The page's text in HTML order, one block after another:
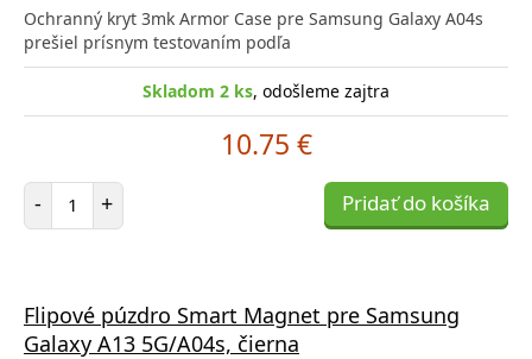
Ochranný kryt 3mk Armor Case pre Samsung Galaxy A04s
prešiel prísnym testovaním podľa
Skladom 2 ks, odošleme zajtra
10.75 €
- Počet položiek
+ Pridať do košíka
Flipové púzdro Smart Magnet pre Samsung
Galaxy A13 5G/A04s, čierna